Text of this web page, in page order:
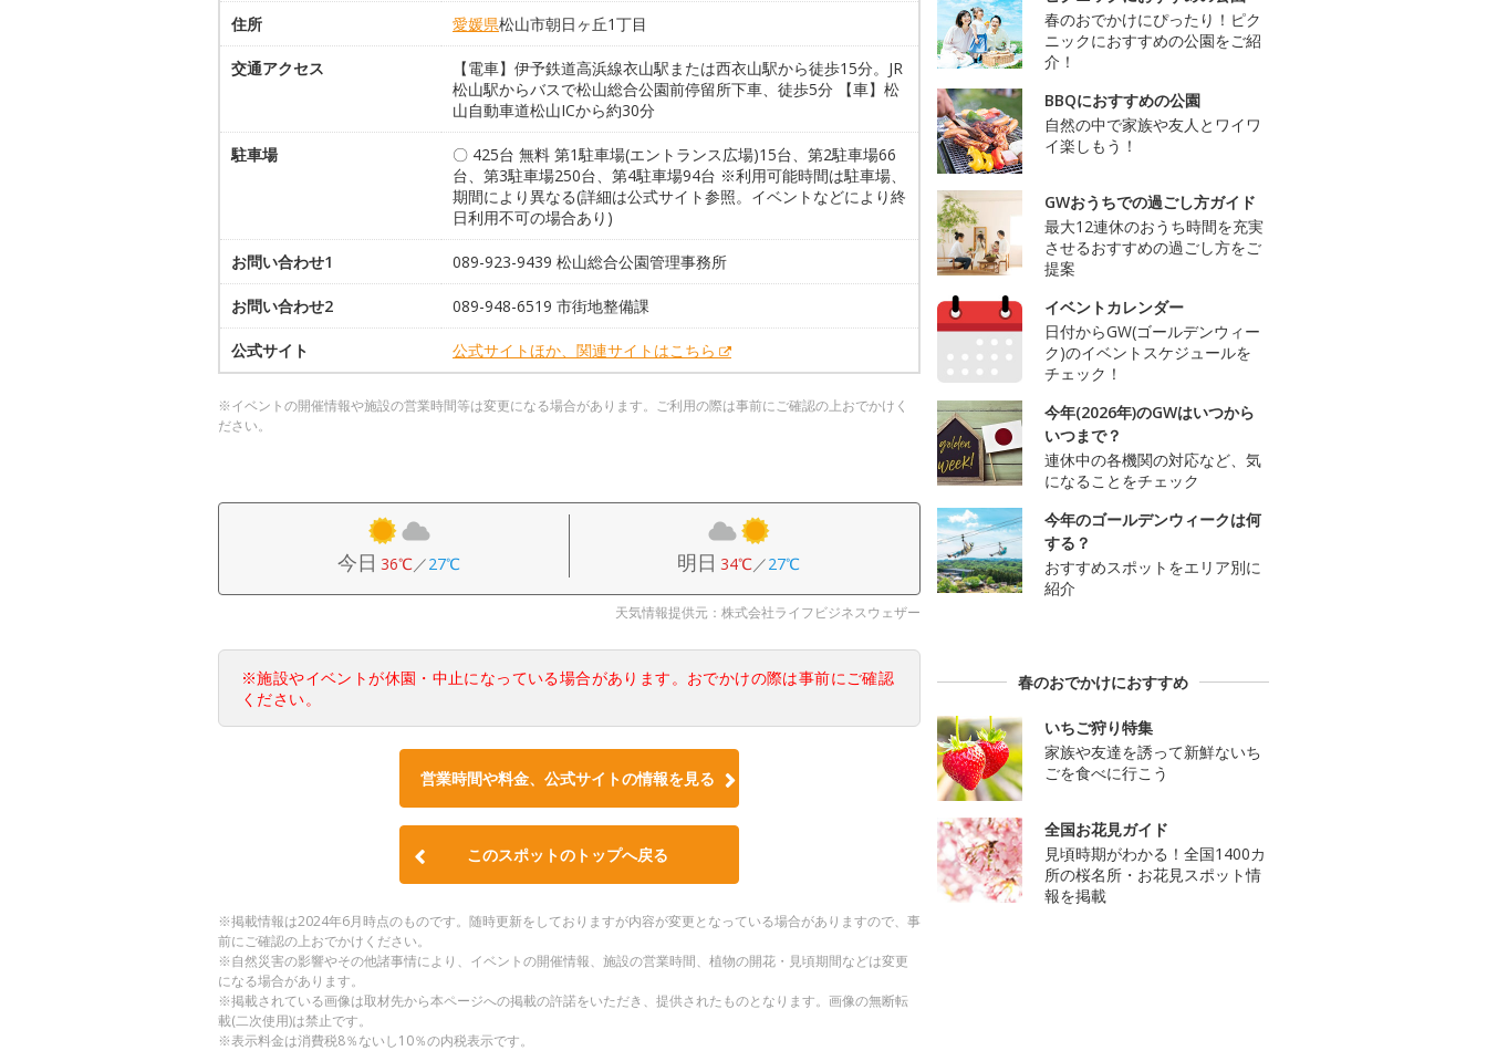
住所 愛媛県松山市朝日ヶ丘1丁目
交通アクセス
【電車】伊予鉄道高浜線衣山駅または西衣山駅から徒歩15分。JR
松山駅からバスで松山総合公園前停留所下車、徒歩5分 【車】松
山自動車道松山ICから約30分
駐車場
〇 425台 無料 第1駐車場(エントランス広場)15台、第2駐車場66
台、第3駐車場250台、第4駐車場94台 ※利用可能時間は駐車場、
期間により異なる(詳細は公式サイト参照。イベントなどにより終
日利用不可の場合あり)
お問い合わせ1 089-923-9439 松山総合公園管理事務所
お問い合わせ2 089-948-6519 市街地整備課
公式サイト 公式サイトほか、関連サイトはこちら
※イベントの開催情報や施設の営業時間等は変更になる場合があります。ご利用の際は事前にご確認の上おでかけく
ださい。
今日 36℃／27℃ 明日 34℃／27℃
天気情報提供元：株式会社ライフビジネスウェザー
※施設やイベントが休園・中止になっている場合があります。おでかけの際は事前にご確認
ください。
営業時間や料金、公式サイトの情報を見る
このスポットのトップへ戻る
※掲載情報は2024年6月時点のものです。随時更新をしておりますが内容が変更となっている場合がありますので、事
前にご確認の上おでかけください。
※自然災害の影響やその他諸事情により、イベントの開催情報、施設の営業時間、植物の開花・見頃期間などは変更
になる場合があります。
※掲載されている画像は取材先から本ページへの掲載の許諾をいただき、提供されたものとなります。画像の無断転
載(二次使用)は禁止です。
※表示料金は消費税8％ないし10％の内税表示です。
春のおでかけにぴったり！ピク
ニックにおすすめの公園をご紹
介！
BBQにおすすめの公園
自然の中で家族や友人とワイワ
イ楽しもう！
GWおうちでの過ごし方ガイド
最大12連休のおうち時間を充実
させるおすすめの過ごし方をご
提案
イベントカレンダー
日付からGW(ゴールデンウィー
ク)のイベントスケジュールを
チェック！
今年(2026年)のGWはいつから
いつまで？
連休中の各機関の対応など、気
になることをチェック
今年のゴールデンウィークは何
する？
おすすめスポットをエリア別に
紹介
春のおでかけにおすすめ
いちご狩り特集
家族や友達を誘って新鮮ないち
ごを食べに行こう
全国お花見ガイド
見頃時期がわかる！全国1400カ
所の桜名所・お花見スポット情
報を掲載